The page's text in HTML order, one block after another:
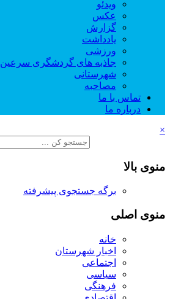
ویدئو
عکس
گزارش
یادداشت
ورزشی
جاذبه های گردشگری سرعین
شهرستانی
مصاحبه
تماس با ما
درباره ما
×
منوی بالا
برگه جستجوی پیشرفته
منوی اصلی
خانه
اخبار شهرستان
اجتماعی
سیاسی
فرهنگی